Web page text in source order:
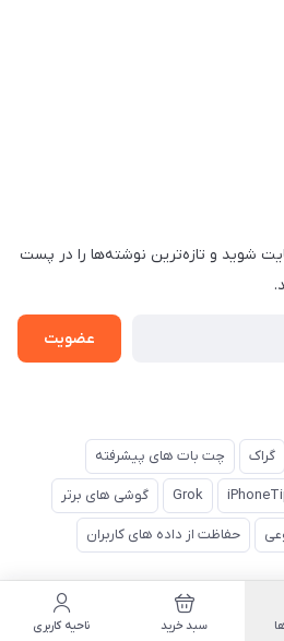
شوید و تازه‌ترین نوشته‌ها را در پست
عضویت
گراک چت بات های پیشرفته
Grok گوشی های برتر
حفاظت از داده های کاربران
سبد خرید ناحیه کاربری